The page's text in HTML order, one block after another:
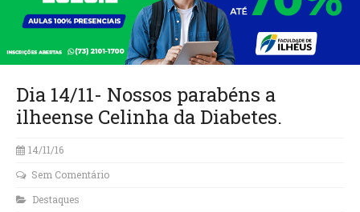
Dia 14/11- Nossos parabéns a
ilheense Celinha da Diabetes.
14/11/16
Sem Comentário
Destaques